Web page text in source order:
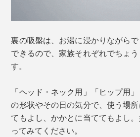
裏の吸盤は、お湯に浸かりながら
できるので、家族それぞれでちょ
す。
「ヘッド・ネック用」「ヒップ用
の形状やその日の気分で、使う場
てもよし、かかとに当ててもよし
ってみてください。